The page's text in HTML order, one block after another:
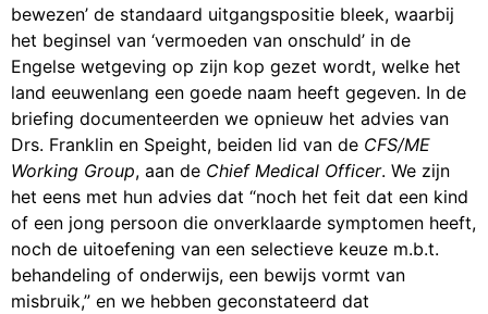
bewezen’ de standaard uitgangspositie bleek, waarbij
het beginsel van ‘vermoeden van onschuld’ in de
Engelse wetgeving op zijn kop gezet wordt, welke het
land eeuwenlang een goede naam heeft gegeven. In de
briefing documenteerden we opnieuw het advies van
Drs. Franklin en Speight, beiden lid van de CFS/ME
Working Group, aan de Chief Medical Officer. We zijn
het eens met hun advies dat “noch het feit dat een kind
of een jong persoon die onverklaarde symptomen heeft,
noch de uitoefening van een selectieve keuze m.b.t.
behandeling of onderwijs, een bewijs vormt van
misbruik,” en we hebben geconstateerd dat